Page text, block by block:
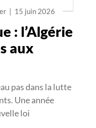
| 15 juin 2026
: l’Algérie
aux
pas dans la lutte
Une année
loi